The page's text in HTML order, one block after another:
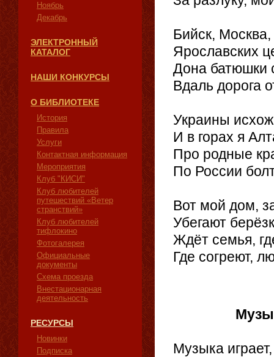
Ноябрь
Декабрь
ЭЛЕКТРОННЫЙ
КАТАЛОГ
НАШИ КОНКУРСЫ
О БИБЛИОТЕКЕ
История
Правила
Услуги
Контактная информация
Мероприятия
Клуб "КИСИ"
Клуб любителей
путешествий «Ветер
странствий»
Клуб любителей
тифлокино
Фотогалерея
Официальные
документы
Схема проезда
Внестационарная
деятельность
РЕСУРСЫ
Новинки
Подписка
Бийск,
Ярославских
Дона батюшки
Вдаль дорога
Украины
И в горах я
Про родные
По России
Вот мой дом,
Убегают
Ждёт семья,
Где согреют,
Музыка